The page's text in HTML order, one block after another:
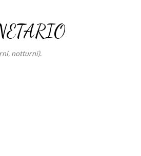
notturni).